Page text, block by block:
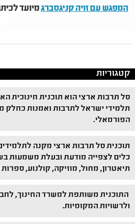
המפגש עם זויה קניגסברגמיועד
קטגוריות
סל תרבות ארצי הוא תוכנית חינוכית
תלמידי ישראל לתרבות ואמנות כחלק
הפורמאלי.
תוכנית סל תרבות ארצי מקנה
כלים לצפייה מודעת ובעלת משמעות
תיאטרון, מחול, מוזיקה, קולנוע,
התוכנית משותפת למשרד החינוך,
ולרשויות המקומיות.